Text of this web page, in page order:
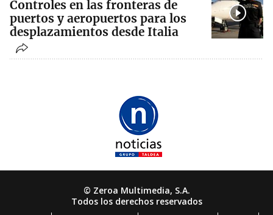
Controles en las fronteras de
puertos y aeropuertos para los
desplazamientos desde Italia
© Zeroa Multimedia, S.A.
Todos los derechos reservados